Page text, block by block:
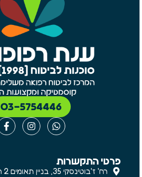
03-5754446
פרטי התקשרות
רח' ז'בוטינסקי 35, בניין תאומים 2 רמת גן